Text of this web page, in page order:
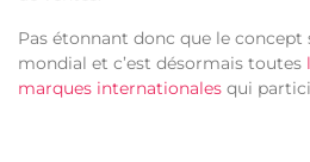
Pas étonnant donc que le concept
mondial et c’est désormais toutes
marques internationales qui